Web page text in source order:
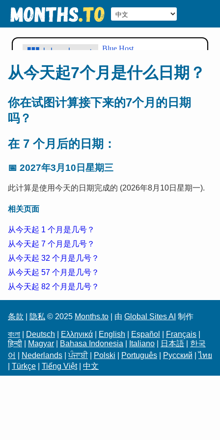
从今天起7个月是什么日期？
你在试图计算接下来的7个月的日期
吗？
在 7 个月后的日期：
📅 2027年3月10日星期三
此计算是使用今天的日期完成的 (2026年8月10日星期一).
相关页面
从今天起 1 个月是几号？
从今天起 7 个月是几号？
从今天起 32 个月是几号？
从今天起 57 个月是几号？
从今天起 82 个月是几号？
条款 隐私 © 2025 Months.to | 由 Global Sites AI 制作
বাংলা Deutsch Ελληνικά English Español Français
हिन्दी
Magyar Bahasa Indonesia Italiano 日本語
한국
어
Nederlands |ਪੰਜਾਬੀ| Polski Português Русский |ไทย
Türkçe Tiếng Việt| 中文